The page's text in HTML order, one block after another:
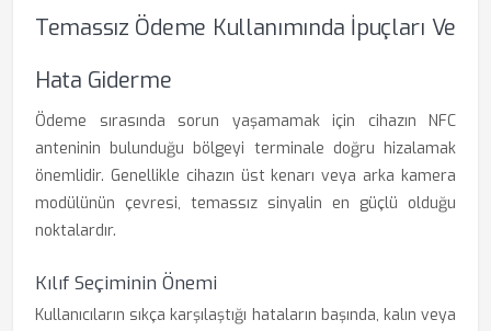
Temassız Ödeme Kullanımında İpuçları Ve
Hata Giderme
Ödeme sırasında sorun yaşamamak için cihazın NFC
anteninin bulunduğu bölgeyi terminale doğru hizalamak
önemlidir. Genellikle cihazın üst kenarı veya arka kamera
modülünün çevresi, temassız sinyalin en güçlü olduğu
noktalardır.
Kılıf Seçiminin Önemi
Kullanıcıların sıkça karşılaştığı hataların başında, kalın veya